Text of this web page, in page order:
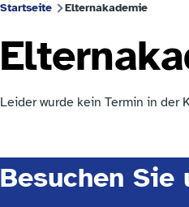
Breadcrumb
Startseite Elternakademie
Leider wurde kein Termin in der
Besuchen Sie